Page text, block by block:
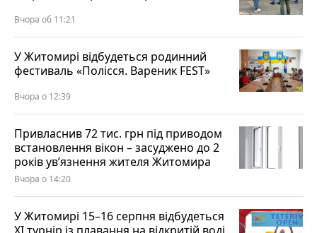
Вчора об 11:21
У Житомирі відбудеться родинний
фестиваль «Полісся. Вареник FEST»
Вчора о 12:39
Привласнив 72 тис. грн під приводом
встановлення вікон – засуджено до 2
років ув’язнення жителя Житомира
Вчора о 14:20
У Житомирі 15–16 серпня відбудеться